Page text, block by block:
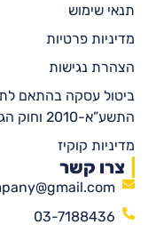
תנאי שימוש
מדיניות פרטיות
הצהרת נגישות
ביטול עסקה בהתאם
התשע”א-2010 וחוק הגנת הצרכן, התשמ”א-1981″
מדיניות קוקיז
צרו קשר
03-7188436